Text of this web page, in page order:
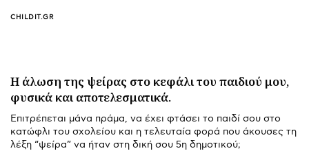
CHILDIT.GR
Η άλωση της ψείρας στο κεφάλι του παιδιού μου,
φυσικά και αποτελεσματικά.
Επιτρέπεται μάνα πράμα, να έχει φτάσει το παιδί σου στο
κατώφλι του σχολείου και η τελευταία φορά που άκουσες τη
λέξη “ψείρα” να ήταν στη δική σου 5η δημοτικού;